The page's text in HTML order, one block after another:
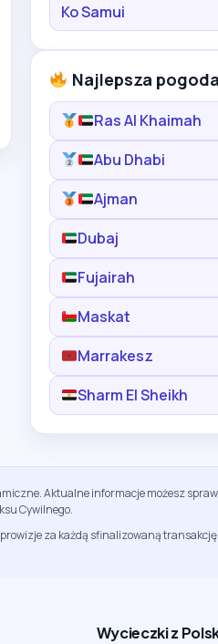
Ko Samui
Najlepsza
Ras Al Khaimah
Abu Dhabi
Ajman
Dubaj
Fujairah
Maskat
Marrakesz
Sharm El Sheikh
Aktualne informacje możesz
Cywilnego.
za każdą sfinalizowaną
Wycieczki z